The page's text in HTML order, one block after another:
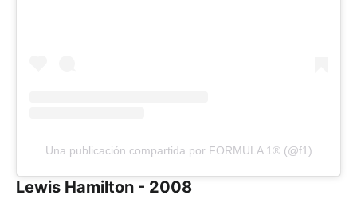
Una publicación compartida por FORMULA 1® (@f1)
Lewis Hamilton - 2008